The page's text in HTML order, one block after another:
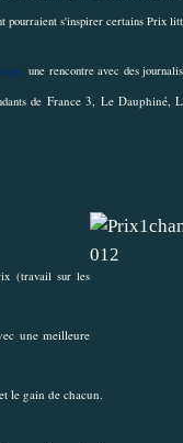
pourraient s'inspirer certains Prix
une rencontre avec des
de France 3, Le Dauphiné,
(travail sur les
une meilleure
le gain de chacun.